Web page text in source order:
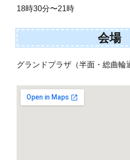
18時30分〜21時
会場
グランドプラザ（半面・総曲輪